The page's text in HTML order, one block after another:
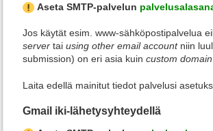
Aseta SMTP-palvelun
Jos käytät esim. www-sähköpostipalvelua
server tai using other email accountniin
submission) on eri asia kuin custom domain
Laita edellä mainitut tiedot palvelusi
Gmail iki-lähetysyhteydellä